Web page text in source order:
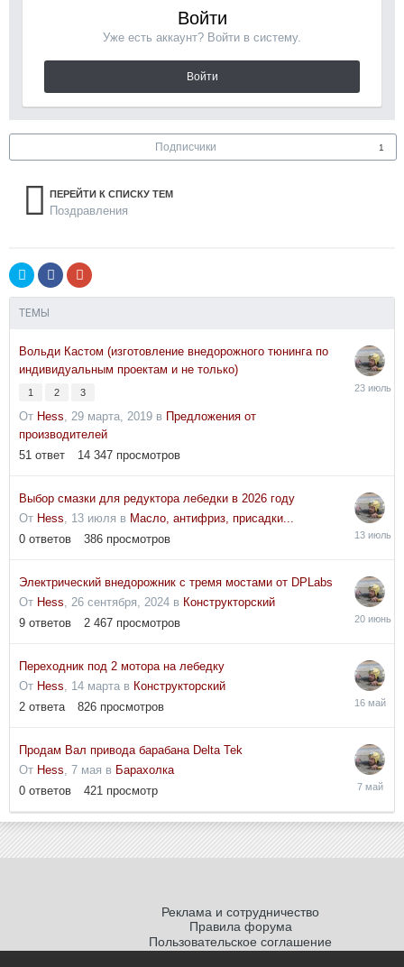
Войти
Уже есть аккаунт? Войти в систему.
Войти
Подписчики 1
ПЕРЕЙТИ К СПИСКУ ТЕМ
Поздравления
ТЕМЫ
Вольди Кастом (изготовление внедорожного тюнинга по
индивидуальным проектам и не только)
1 2 3
От Hess, 29 марта, 2019 в Предложения от
производителей
51 ответ 14 347 просмотров
23
Выбор смазки для редуктора лебедки в 2026 году
От Hess, 13 июля в Масло, антифриз, присадки...
0 ответов 386 просмотров
13
Электрический внедорожник с тремя мостами от DPLabs
От Hess, 26 сентября, 2024 в Конструкторский
9 ответов 2 467 просмотров
20
Переходник под 2 мотора на лебедку
От Hess, 14 марта в Конструкторский
2 ответа 826 просмотров
16
Продам Вал привода барабана Delta Tek
От Hess, 7 мая в Барахолка
0 ответов 421 просмотр
7
Реклама и сотрудничество
Правила форума
Пользовательское соглашение